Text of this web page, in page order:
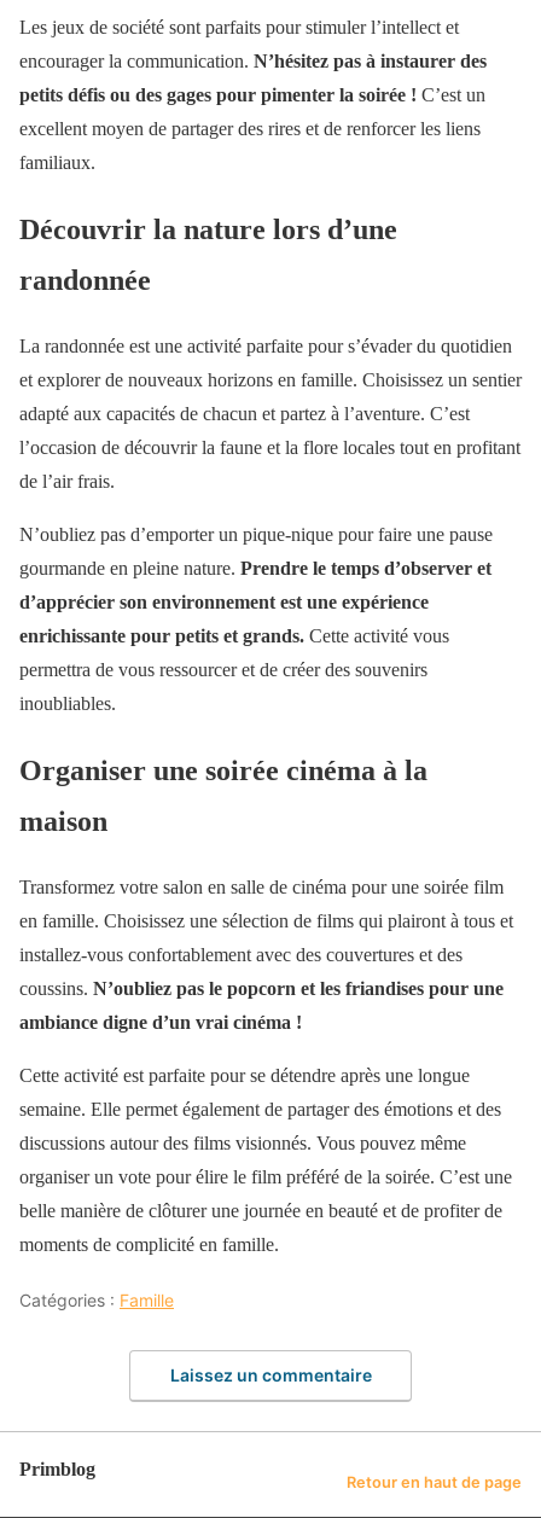
Les jeux de société sont parfaits pour stimuler l’intellect et
encourager la communication. N’hésitez pas à instaurer des
petits défis ou des gages pour pimenter la soirée ! C’est un
excellent moyen de partager des rires et de renforcer les liens
familiaux.
Découvrir la nature lors d’une
randonnée
La randonnée est une activité parfaite pour s’évader du quotidien
et explorer de nouveaux horizons en famille. Choisissez un sentier
adapté aux capacités de chacun et partez à l’aventure. C’est
l’occasion de découvrir la faune et la flore locales tout en profitant
de l’air frais.
N’oubliez pas d’emporter un pique-nique pour faire une pause
gourmande en pleine nature. Prendre le temps d’observer et
d’apprécier son environnement est une expérience
enrichissante pour petits et grands. Cette activité vous
permettra de vous ressourcer et de créer des souvenirs
inoubliables.
Organiser une soirée cinéma à la
maison
Transformez votre salon en salle de cinéma pour une soirée film
en famille. Choisissez une sélection de films qui plairont à tous et
installez-vous confortablement avec des couvertures et des
coussins. N’oubliez pas le popcorn et les friandises pour une
ambiance digne d’un vrai cinéma !
Cette activité est parfaite pour se détendre après une longue
semaine. Elle permet également de partager des émotions et des
discussions autour des films visionnés. Vous pouvez même
organiser un vote pour élire le film préféré de la soirée. C’est une
belle manière de clôturer une journée en beauté et de profiter de
moments de complicité en famille.
Catégories : Famille
Laissez un commentaire
Primblog
Retour en haut de page